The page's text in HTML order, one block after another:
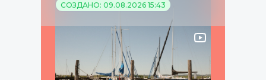
СОЗДАНО: 09.08.2026 15:43